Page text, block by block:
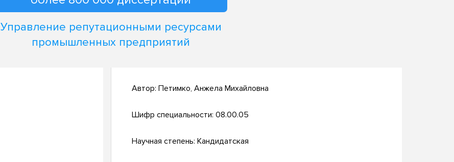
Управление репутационными ресурсами
промышленных предприятий
Автор: Петимко, Анжела Михайловна
Шифр специальности: 08.00.05
Научная степень: Кандидатская